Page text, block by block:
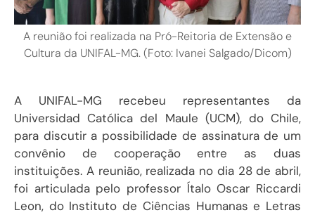
A reunião foi realizada na Pró-Reitoria de Extensão e
Cultura da UNIFAL-MG. (Foto: Ivanei Salgado/Dicom)
A UNIFAL-MG recebeu representantes da
Universidad Católica del Maule (UCM), do Chile,
para discutir a possibilidade de assinatura de um
convênio de cooperação entre as duas
instituições. A reunião, realizada no dia 28 de abril,
foi articulada pelo professor Ítalo Oscar Riccardi
Leon, do Instituto de Ciências Humanas e Letras